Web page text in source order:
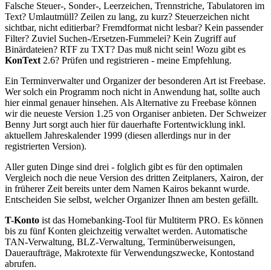
Falsche Steuer-, Sonder-, Leerzeichen, Trennstriche, Tabulatoren im
Text? Umlautmüll? Zeilen zu lang, zu kurz? Steuerzeichen nicht
sichtbar, nicht editierbar? Fremdformat nicht lesbar? Kein passender
Filter? Zuviel Suchen-/Ersetzen-Fummelei? Kein Zugriff auf
Binärdateien? RTF zu TXT? Das muß nicht sein! Wozu gibt es
KonText 2.6? Prüfen und registrieren - meine Empfehlung.
Ein Terminverwalter und Organizer der besonderen Art ist Freebase.
Wer solch ein Programm noch nicht in Anwendung hat, sollte auch
hier einmal genauer hinsehen. Als Alternative zu Freebase können
wir die neueste Version 1.25 von Organiser anbieten. Der Schweizer
Benny Jurt sorgt auch hier für dauerhafte Fortentwicklung inkl.
aktuellem Jahreskalender 1999 (diesen allerdings nur in der
registrierten Version).
Aller guten Dinge sind drei - folglich gibt es für den optimalen
Vergleich noch die neue Version des dritten Zeitplaners, Xairon, der
in früherer Zeit bereits unter dem Namen Kairos bekannt wurde.
Entscheiden Sie selbst, welcher Organizer Ihnen am besten gefällt.
T-Konto ist das Homebanking-Tool für Multiterm PRO. Es können
bis zu fünf Konten gleichzeitig verwaltet werden. Automatische
TAN-Verwaltung, BLZ-Verwaltung, Terminüberweisungen,
Daueraufträge, Makrotexte für Verwendungszwecke, Kontostand
abrufen.